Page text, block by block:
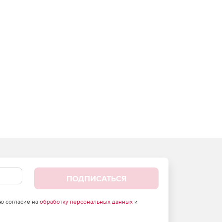
ПОДПИСАТЬСЯ
согласие на обработку персональных данныхи